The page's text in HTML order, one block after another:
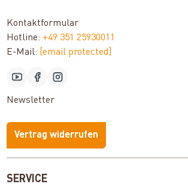
SERVICE
Kontaktformular
Hotline: +49 351 25930011
E-Mail: [email protected]
Newsletter
Vertrag widerrufen